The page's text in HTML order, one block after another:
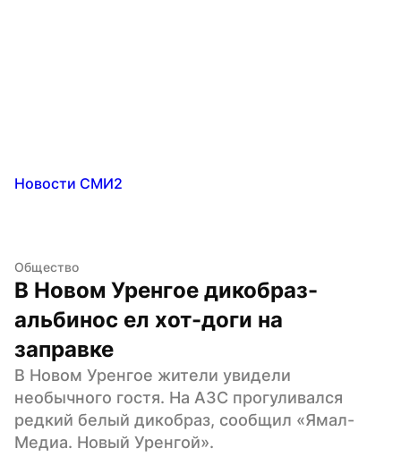
Новости СМИ2
Общество
В Новом Уренгое дикобраз-
альбинос ел хот-доги на
заправке
В Новом Уренгое жители увидели
необычного гостя. На АЗС прогуливался
редкий белый дикобраз, сообщил «Ямал-
Медиа. Новый Уренгой».